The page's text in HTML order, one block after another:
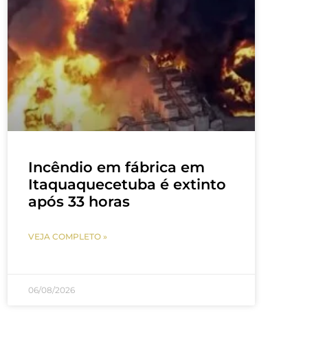
Incêndio em fábrica em
Itaquaquecetuba é extinto
após 33 horas
VEJA COMPLETO »
06/08/2026